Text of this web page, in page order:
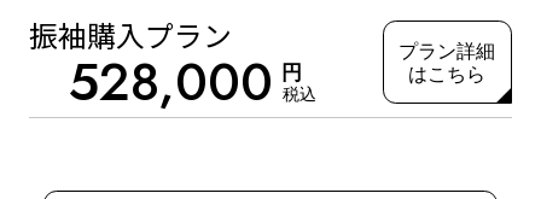
振袖購入プラン
528,000 円
税込
プラン詳細
はこちら